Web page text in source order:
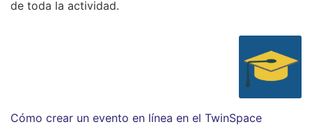
de toda la actividad.
Cómo crear un evento en línea en el TwinSpace